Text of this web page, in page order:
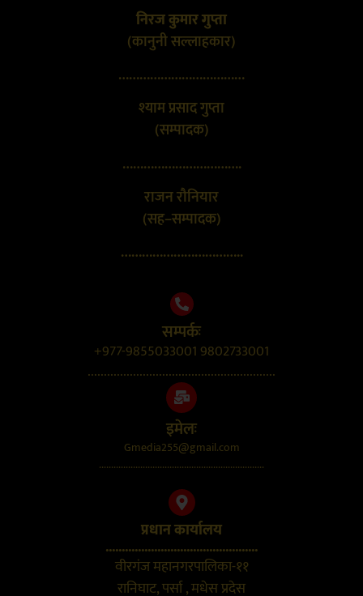
निरज कुमार गुप्ता
(कानुनी सल्लाहकार)
………………………………
श्याम प्रसाद गुप्ता
(सम्पादक)
…………………………….
राजन रौनियार
(सह–सम्पादक)
……………………………..
सम्पर्कः
+977-9855033001 9802733001
..........................................................
इमेलः
Gmedia255@gmail.com
....................................................................
प्रधान कार्यालय
...............................................
वीरगंज महानगरपालिका-११
रानिघाट, पर्सा , मधेस प्रदेस